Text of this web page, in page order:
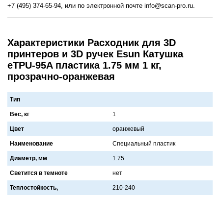
+7 (495) 374-65-94, или по электронной почте info@scan-pro.ru.
Характеристики Расходник для 3D
принтеров и 3D ручек Esun Катушка
eTPU-95A пластика 1.75 мм 1 кг,
прозрачно-оранжевая
Тип
Вес, кг 1
Цвет орaнжевый
Наименование Специaльный плaстик
Диаметр, мм 1.75
Светится в темноте нет
Теплостойкость, 210-240